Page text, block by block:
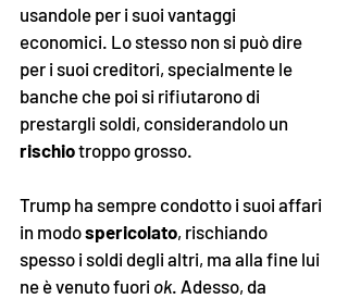
usandole per i suoi vantaggi
economici. Lo stesso non si può dire
per i suoi creditori, specialmente le
banche che poi si rifiutarono di
prestargli soldi, considerandolo un
rischio troppo grosso.
Trump ha sempre condotto i suoi affari
in modo spericolato, rischiando
spesso i soldi degli altri, ma alla fine lui
ne è venuto fuori ok. Adesso, da